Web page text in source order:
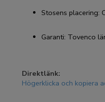
Stosens placering:
Garanti: Tovenco
Direktlänk:
Högerklicka och kopiera